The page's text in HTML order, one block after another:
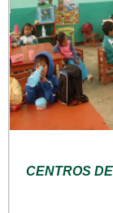
CENTROS